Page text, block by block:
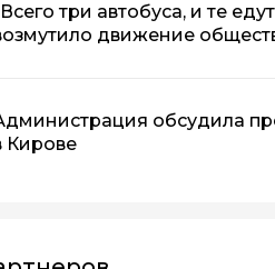
три автобуса, и те
движение
обсудила
Кирове